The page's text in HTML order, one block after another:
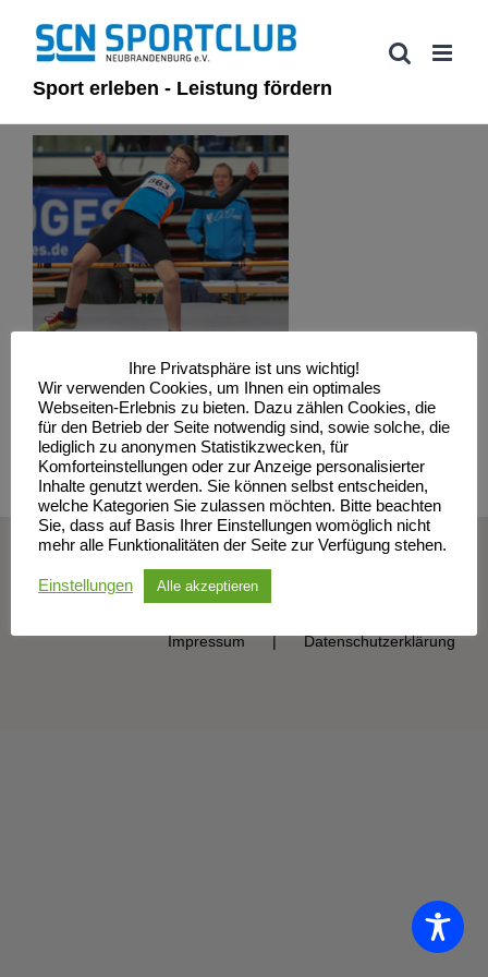
Inhalt
springenSport erleben - Leistung fördern
© Sportclub Neubrandenburg e.V. | All Rights Reserved
Impressum Datenschutzerklärung
Ihre Privatsphäre ist uns wichtig!
Wir verwenden Cookies, um Ihnen ein optimales
Webseiten-Erlebnis zu bieten. Dazu zählen Cookies, die
für den Betrieb der Seite notwendig sind, sowie solche, die
lediglich zu anonymen Statistikzwecken, für
Komforteinstellungen oder zur Anzeige personalisierter
Inhalte genutzt werden. Sie können selbst entscheiden,
welche Kategorien Sie zulassen möchten. Bitte beachten
Sie, dass auf Basis Ihrer Einstellungen womöglich nicht
mehr alle Funktionalitäten der Seite zur Verfügung stehen.
Einstellungen Alle akzeptieren